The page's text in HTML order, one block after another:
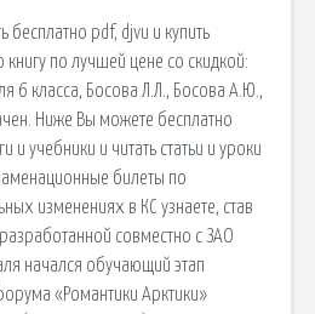
бесплатно pdf, djvu и купить
по лучшей цене со скидкой:
6 класса, Босова Л.Л., Босова А.Ю.,
Ниже Вы можете бесплатно
и учебники и читать статьи и уроки
билеты по
изменениях в КС узнаете, став
совместно с ЗАО
начался обучающий этап
«Романтики Арктики»